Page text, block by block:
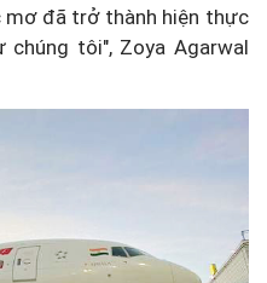
mơ đã trở thành hiện thực
tôi", Zoya Agarwal